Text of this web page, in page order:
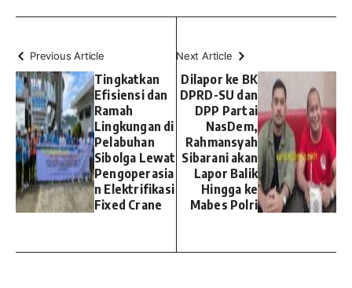
Previous Article
Tingkatkan
Efisiensi dan
Ramah
Lingkungan di
Pelabuhan
Sibolga Lewat
Pengoperasia
n Elektrifikasi
Fixed Crane
Next Article
Dilapor ke BK
DPRD-SU dan
DPP Partai
NasDem,
Rahmansyah
Sibarani akan
Lapor Balik
Hingga ke
Mabes Polri